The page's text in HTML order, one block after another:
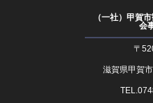
（一社）甲賀
会
〒
滋賀県甲賀